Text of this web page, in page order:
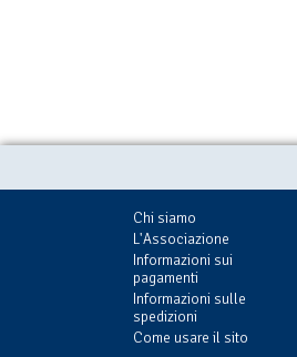
Chi siamo
L'Associazione
Informazioni sui
pagamenti
Informazioni sulle
spedizioni
Come usare il sito